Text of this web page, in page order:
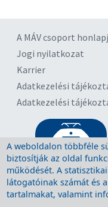
A MÁV csoport
Jogi nyilatkozat
Karrier
Adatkezelési
Adatkezelési
A weboldalon többféle
biztosítják az oldal
működését. A
látogatóinak számát és
tartalmakat, valamint